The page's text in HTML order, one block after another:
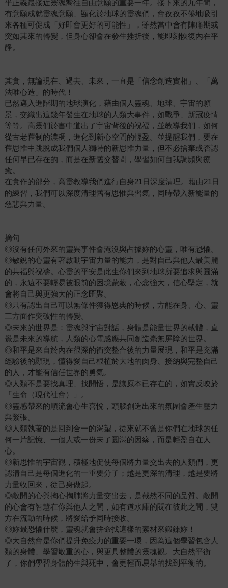
平正義最接近靈魂嚮往自由意願的重要一年。接下來的九年間，
有意願成就靈魂意願、顯化於地球的靈魂們，會孜孜不倦地吸引
來各種可促成「好即會更好的可能性」，雖然當中會有陣痛期或
突如其來的轉變，但身心卻會在發生挫折後，能即刻恢復內在平
靜。
其實，無論現在、過去、未來，一直是「信念創造實相」、「萬
法唯心造」的時代！
已然邁入進階期的地球演化，藉由個人靈魂、地球、宇宙的願
景，交織出這幾年發生在地球的人類大事件，如戰爭、新冠疫情
等等。高靈們於書中道出了宇宙背後的祝福，並教導我們，如何
從古老舊制的濃稠，進化到新心空間的輕盈。並提醒我們，要在
舊思惟中跳脫成我們個人獨特的新思惟力量，但不必捨棄或否認
任何早已存在的，而是在新舊交替間，學習如何自我調頻與療
癒。
在實作的部分，高靈教導我們進行自身21日深度清理。藉由21日
的練習，我們可以深度清理舊有思惟與習氣，同時帶入新能量的
慈悲與力量。
摘句
◎沒有任何外來的靈異事件會淹沒與占據妳的心靈，唯有恐懼。
◎敏銳的心靈有著啟動宇宙力量的能力，是對自己與他人最美麗
的共福與祝禱。心靈的平安是此生你們來到地球所要追求與圓滿
的，永遠不要輕易被眼前的困境蒙蔽，心念強大，信心堅定，就
會將自己與更強大的正念匯聚。
◎只有認出自己可以無條件獲得恩典的時候，方能在身、心、靈
三方面作突破性的轉變。
◎未來的世界是：靈魂與宇宙對話，身體是能量世界的載體，直
覺是未來的導航，人類的心電感應共同創造毫無屏障的世界。
◎和平是來自於內在很深的衝突整合後的力量展現，和平是充滿
經驗後的顯現，懂得愛自己根植於大地的肉身、接納與完整自己
的人，才能有信任世界的勇氣。
◎人類不是要找真理、找開悟，是讓原本已存在的，如實反映於
「生命（現代社會）」。
◎靈感帶來的順流會心生喜悅，頭腦創造出來的氛圍會產生壓力
與緊張。
◎人類執著的是回到合一的渴望，從來就不曾是你們在地球的任
何一片記憶、一個人或一份未了圓滿的因緣，而是輕盈自在人
心。
◎新思惟的宇宙觀，積極地促使每個將力量交出去的人類們，更
認清自己是每個進化的一重要分子；越是更深的清理，越是要將
力量收回來，從己身做起。
◎敞開的心與掏心掏肺將力量交出去，是截然不同的品質。敞開
的心會有智慧在你與他人之間，如有道水庫的閥在彼此之間，雙
方在流動的時候，將愛給予同時接收。
◎妳最恐懼什麼，靈魂就會拚命找這樣的素材來鍛鍊妳！
◎大自然會是你們提升免疫力的重要一環，因為這個學習包含人
類的身體、學習敬重的心，與更具整體的靈魂觀。大自然平衡
了，你們學習身體的生與死中，會更輕而易舉的找到平衡的。